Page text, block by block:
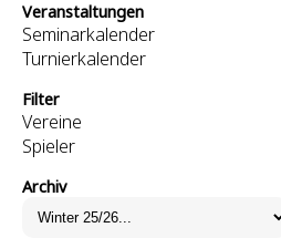
Veranstaltungen
Seminarkalender
Turnierkalender
Filter
Vereine
Spieler
Archiv